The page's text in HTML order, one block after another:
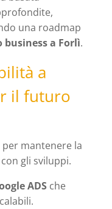
una roadmap
business a Forlì.
a
il futuro
mantenere la
gli sviluppi.
ADSche